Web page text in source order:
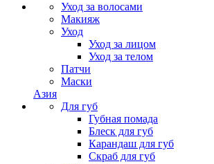
Уход за волосами
Макияж
Уход
Уход за лицом
Уход за телом
Патчи
Маски
Азия
Для губ
Губная помада
Блеск для губ
Карандаш для губ
Скраб для губ